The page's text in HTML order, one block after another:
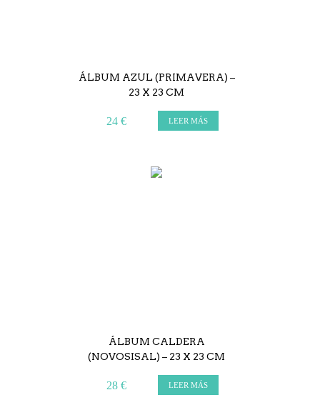
ÁLBUM AZUL (PRIMAVERA) –
23 X 23 CM
24 € LEER MÁS
ÁLBUM CALDERA
(NOVOSISAL) – 23 X 23 CM
28 € LEER MÁS